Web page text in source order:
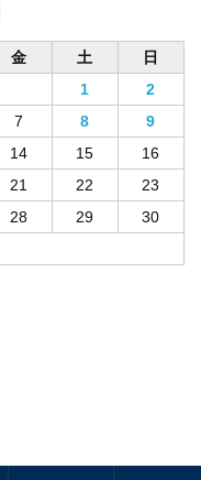
金 土
日
1
2
7 8
9
14 15
16
21 22
23
28 29
30